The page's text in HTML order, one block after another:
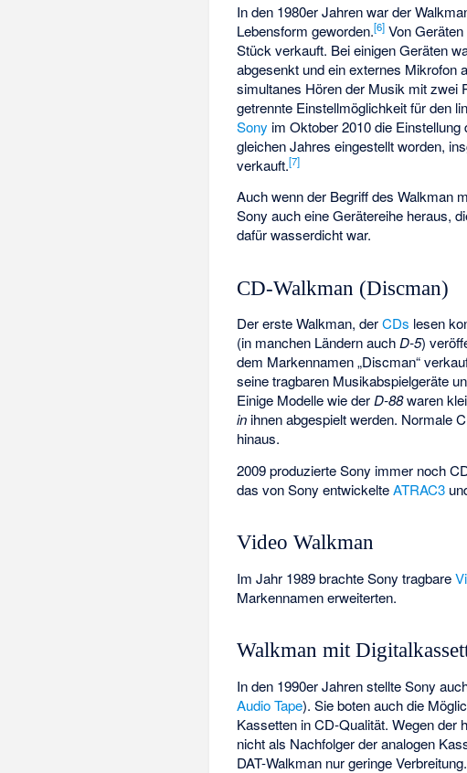
In den 1980er Jahren war der
Lebensform geworden.[6] Von
Stück verkauft. Bei einigen Geräten
abgesenkt und ein externes Mikrofon
simultanes Hören der Musik mit zwei
getrennte Einstellmöglichkeit für den
Sony im Oktober 2010 die
gleichen Jahres eingestellt worden,
verkauft.[7]
Auch wenn der Begriff des Walkman
Sony auch eine Gerätereihe heraus,
dafür wasserdicht war.
CD-Walkman (Discman)
Der erste Walkman, derCDs lesen
(in manchen Ländern auchD-5)
dem Markennamen „Discman“
seine tragbaren Musikabspielgeräte
Einige Modelle wie derD-88waren
in ihnen abgespielt werden. Normale
hinaus.
2009 produzierte Sony immer noch
das von Sony entwickelteATRAC3
Video Walkman
Im Jahr 1989 brachte Sony tragbare
Markennamen erweiterten.
Walkman mit
In den 1990er Jahren stellte Sony
Audio Tape). Sie boten auch die
Kassetten in CD-Qualität. Wegen der
nicht als Nachfolger der analogen
DAT-Walkman nur geringe Verbreitung.